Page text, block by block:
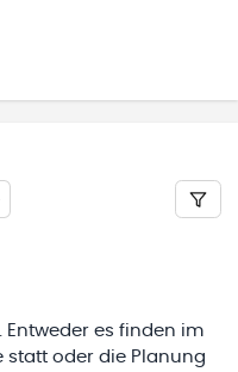
Entweder es finden im
statt oder die Planung